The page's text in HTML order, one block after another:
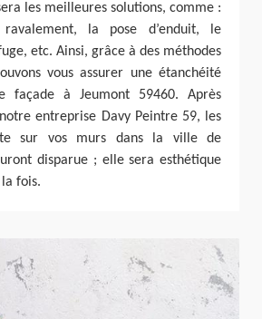
les meilleures solutions, comme :
la pose d’enduit, le
etc. Ainsi, grâce à des méthodes
vous assurer une étanchéité
façade à Jeumont 59460. Après
entreprise Davy Peintre 59, les
sur vos murs dans la ville de
disparue ; elle sera esthétique
fois.